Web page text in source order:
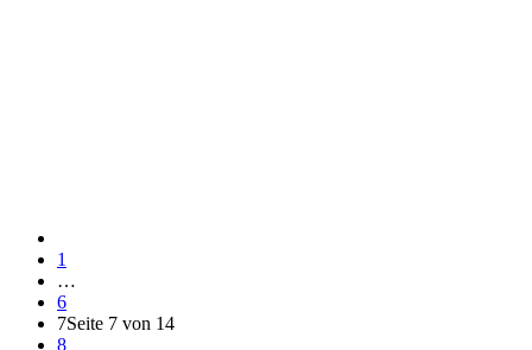
1
…
6
7Seite 7 von 14
8